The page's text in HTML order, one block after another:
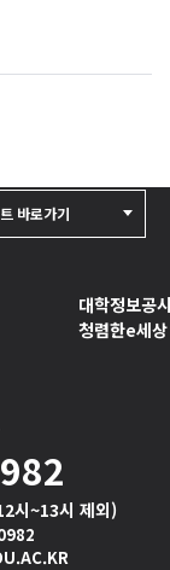
대학정보공
청렴한e세상
시~13시 제외)
바로가기